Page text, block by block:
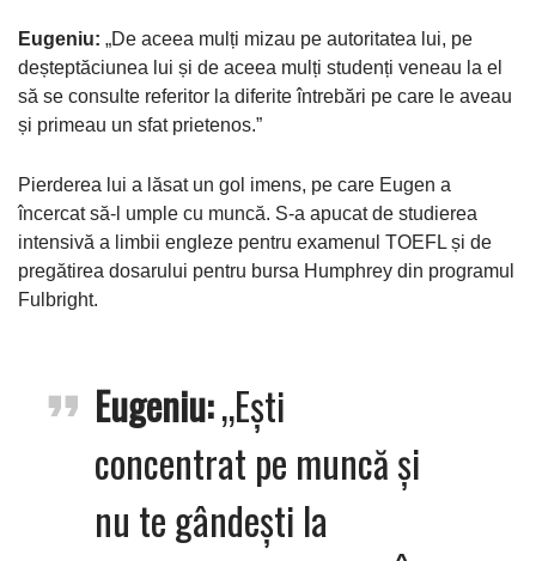
Eugeniu: „De aceea mulți mizau pe autoritatea lui, pe
deșteptăciunea lui și de aceea mulți studenți veneau la el
să se consulte referitor la diferite întrebări pe care le aveau
și primeau un sfat prietenos.”
Pierderea lui a lăsat un gol imens, pe care Eugen a
încercat să-l umple cu muncă. S-a apucat de studierea
intensivă a limbii engleze pentru examenul TOEFL și de
pregătirea dosarului pentru bursa Humphrey din programul
Fulbright.
Eugeniu:„Ești
concentrat pe muncă și
nu te gândești la